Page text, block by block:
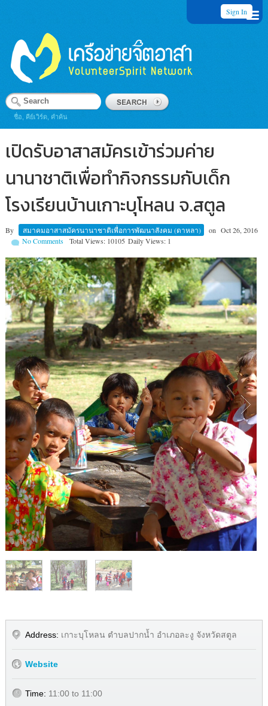
Sign In
ชื่อ, คีย์เวิร์ด, คำค้น
เปิดรับอาสาสมัครเข้าร่วมค่าย
นานาชาติเพื่อทำกิจกรรมกับเด็ก
โรงเรียนบ้านเกาะบุโหลน จ.สตูล
By สมาคมอาสาสมัครนานาชาติเพื่อการพัฒนาสังคม (ดาหลา) on Oct 26, 2016
Total Views: 10105 Daily Views: 1
No Comments
1/3
Address: เกาะบุโหลน ตำบลปากน้ำ อำเภอละงู จังหวัดสตูล
Website
Time: 11:00 to 11:00